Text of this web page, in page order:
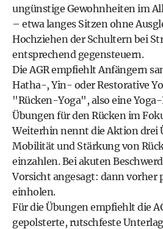
ungünstige Gewohnheiten im
– etwa langes Sitzen ohne
Hochziehen der Schultern bei
entsprechend gegensteuern.
Die AGR empfiehlt Anfängern
Hatha-, Yin- oder Restorative
"Rücken-Yoga", also eine
Übungen für den Rücken im
Weiterhin nennt die Aktion drei
Mobilität und Stärkung von
einzahlen. Bei akuten
Vorsicht angesagt: dann vorher
einholen.
Für die Übungen empfiehlt die
gepolsterte, rutschfeste